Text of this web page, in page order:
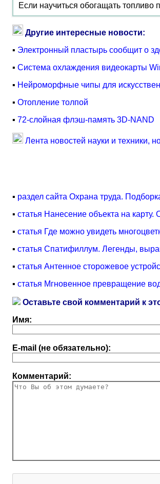
Если научиться обогащать топливо
Другие интересные новости:
▪ Электронный пластырь сообщит о
▪ Система охлаждения видеокарты
▪ Нейроморфные чипы для
▪ Отопление толпой
▪ 72-слойная флэш-память 3D-NAND
Лента новостей науки и техники,
▪ раздел сайта Охрана труда.
▪ статья Нанесение объекта на
▪ статья Где можно увидеть
▪ статья Спатифиллум. Легенды,
▪ статья Антенное сторожевое
▪ статья Мгновенное превращение
Оставьте свой комментарий к
Имя:
E-mail (не обязательно):
Комментарий: